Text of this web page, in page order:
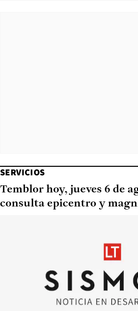
SERVICIOS
Temblor hoy, jueves 6 de
consulta epicentro y